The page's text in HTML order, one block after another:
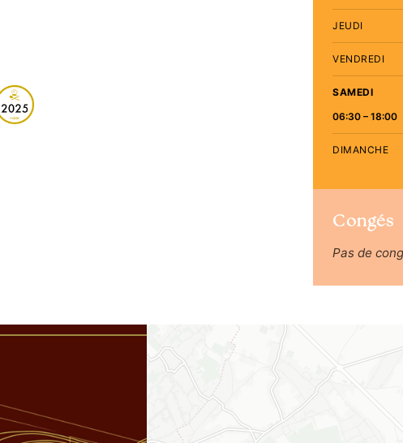
JEUDI
VENDREDI
SAMEDI
06:30 – 18:00
DIMANCHE
Congés
Pas de